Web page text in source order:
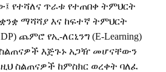
የተሻለና ጥራቱ የተጠበቀ ትምህርት
ቋንቋ ማሻሻያ እና ከፍተኛ ትምህርት
ጨምሮ የኢ-ለርኒንግ (E-Learning)
እጅጉኑ አጋዥ መሆናቸውን
ስልጠናዎች ከምስክር ወረቀት ባለፈ